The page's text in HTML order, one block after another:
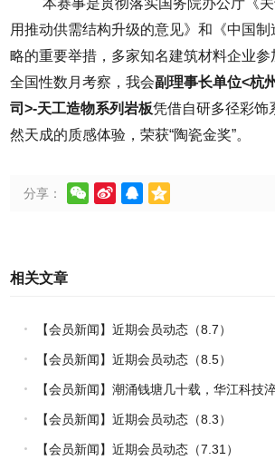
用推动供需结构升级的意见》和《中国
略的重要举措，多家知名建筑材料企业参
全国性数月考察，我会副理事长单位<杭
司>-天工造物系列岩板凭借自研多径彩饰
然天成的质感体验，荣获“陶瓷金奖”。
分享：    
相关文章
【会员新闻】近期会员动态（8.7）
【会员新闻】近期会员动态（8.5）
【会员新闻】潮涌钱塘几十载，华江科技
量
【会员新闻】近期会员动态（8.3）
【会员新闻】近期会员动态（7.31）